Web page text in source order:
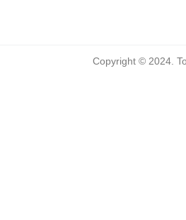
Copyright © 2024.